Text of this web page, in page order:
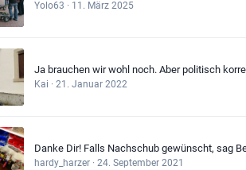
Yolo63 · 11. März 2025
Ja brauchen wir wohl noch. Aber politisch
Kai · 21. Januar 2022
Danke Dir! Falls Nachschub gewünscht, sag
hardy_harzer· 24. September 2021